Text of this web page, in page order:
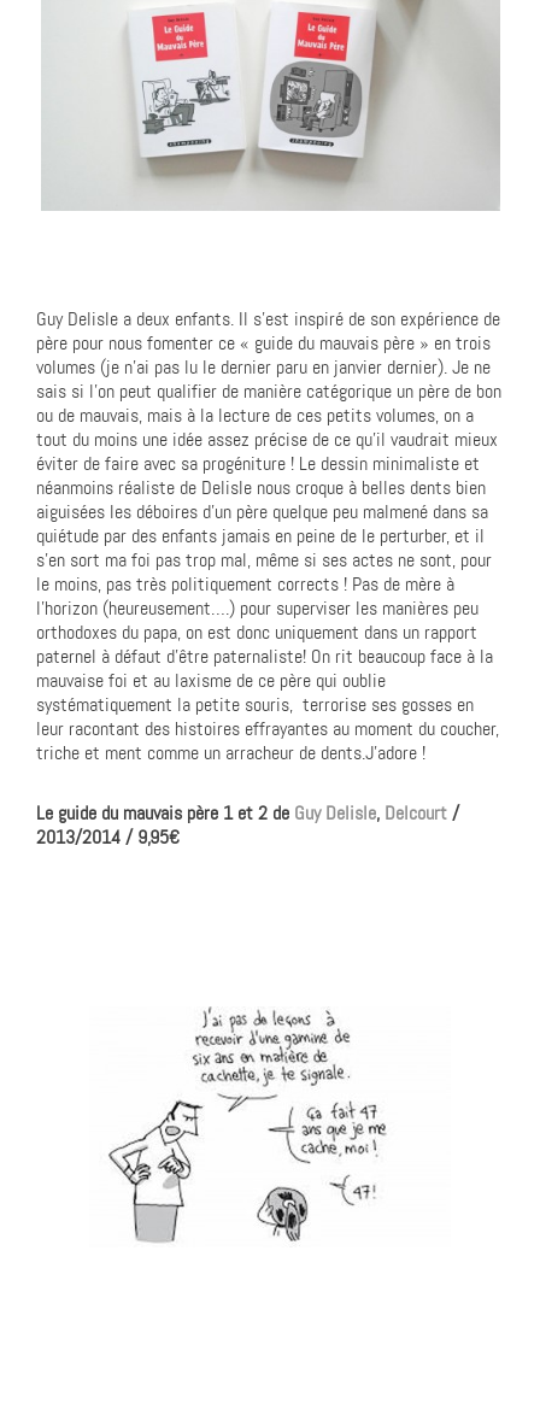
Guy Delisle a deux enfants. Il s’est inspiré de son expérience de
père pour nous fomenter ce « guide du mauvais père » en trois
volumes (je n’ai pas lu le dernier paru en janvier dernier). Je ne
sais si l’on peut qualifier de manière catégorique un père de bon
ou de mauvais, mais à la lecture de ces petits volumes, on a
tout du moins une idée assez précise de ce qu’il vaudrait mieux
éviter de faire avec sa progéniture ! Le dessin minimaliste et
néanmoins réaliste de Delisle nous croque à belles dents bien
aiguisées les déboires d’un père quelque peu malmené dans sa
quiétude par des enfants jamais en peine de le perturber, et il
s’en sort ma foi pas trop mal, même si ses actes ne sont, pour
le moins, pas très politiquement corrects ! Pas de mère à
l’horizon (heureusement….) pour superviser les manières peu
orthodoxes du papa, on est donc uniquement dans un rapport
paternel à défaut d’être paternaliste! On rit beaucoup face à la
mauvaise foi et au laxisme de ce père qui oublie
systématiquement la petite souris, terrorise ses gosses en
leur racontant des histoires effrayantes au moment du coucher,
triche et ment comme un arracheur de dents.J’adore !
Le guide du mauvais père 1 et 2 de Guy Delisle, Delcourt/
2013/2014 / 9,95€